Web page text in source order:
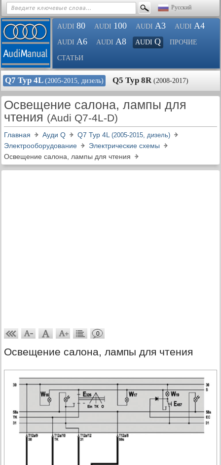
Русский
AUDI 80 AUDI 100 AUDI A3 AUDI A4
AUDI A6 AUDI A8 AUDI Q ПРОЧИЕ
СТАТЬИ
Q7 Typ 4L (2005-2015, дизель) Q5 Typ 8R (2008-2017)
Освещение салона, лампы для
чтения (Audi Q7-4L-D)
Главная Ауди Q Q7 Typ 4L (2005-2015, дизель)
Электрооборудование
Электрические схемы
Освещение салона, лампы для чтения
0
Освещение салона, лампы для чтения